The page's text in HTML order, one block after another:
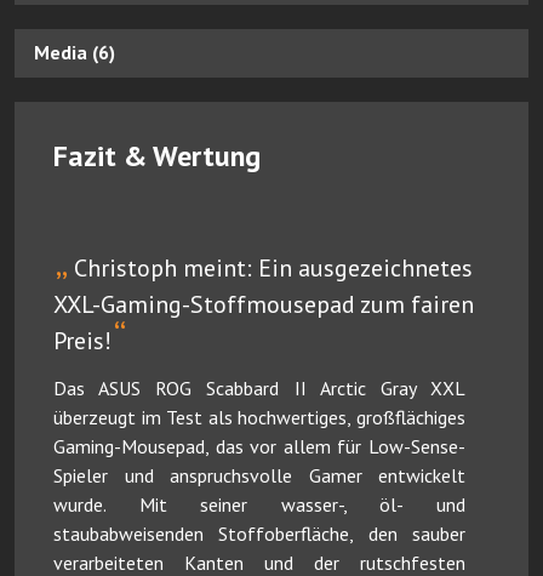
Media (6)
Fazit & Wertung
„ Christoph meint: Ein ausgezeichnetes
XXL-Gaming-Stoffmousepad zum fairen
Preis!“
Das ASUS ROG Scabbard II Arctic Gray XXL
überzeugt im Test als hochwertiges, großflächiges
Gaming-Mousepad, das vor allem für Low-Sense-
Spieler und anspruchsvolle Gamer entwickelt
wurde. Mit seiner wasser-, öl- und
staubabweisenden Stoffoberfläche, den sauber
verarbeiteten Kanten und der rutschfesten